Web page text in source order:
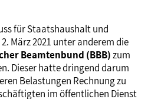
für Staatshaushalt und
März 2021 unter anderem die
Beamtenbund (BBB)zum
Dieser hatte dringend darum
Belastungen Rechnung zu
im öffentlichen Dienst